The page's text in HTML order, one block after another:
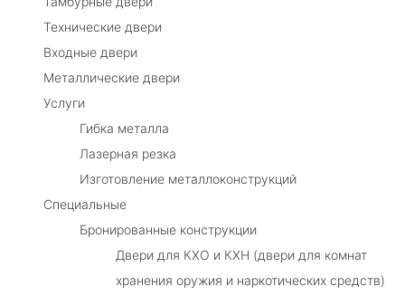
Технические двери
Входные двери
Металлические двери
Услуги
Гибка металла
Лазерная резка
Изготовление металлоконструкций
Специальные
Бронированные конструкции
Двери для КХО и КХН (двери для комнат
хранения оружия и наркотических средств)